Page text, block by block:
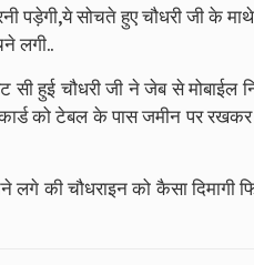
पड़ेगी,ये सोचते हुए चौधरी जी के
लगी..
हुई चौधरी जी ने जेब से मोबाईल
को टेबल के पास जमीन पर
की चौधराइन को कैसा दिमागी